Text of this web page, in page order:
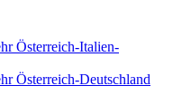
Österreich-Italien-
Österreich-Deutschland